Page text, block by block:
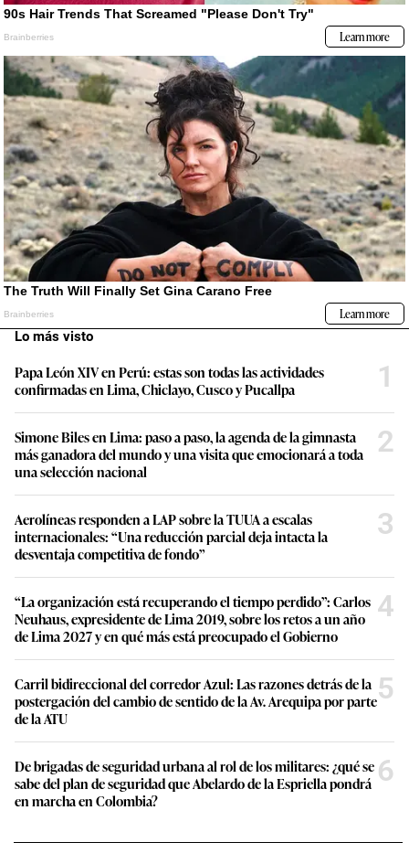
Lo más visto
Papa León XIV en Perú: estas son todas las actividades
confirmadas en Lima, Chiclayo, Cusco y Pucallpa
1
Simone Biles en Lima: paso a paso, la agenda de la gimnasta
más ganadora del mundo y una visita que emocionará a toda
una selección nacional
2
Aerolíneas responden a LAP sobre la TUUA a escalas
internacionales: “Una reducción parcial deja intacta la
desventaja competitiva de fondo”
3
“La organización está recuperando el tiempo perdido”: Carlos
Neuhaus, expresidente de Lima 2019, sobre los retos a un año
de Lima 2027 y en qué más está preocupado el Gobierno
4
Carril bidireccional del corredor Azul: Las razones detrás de la
postergación del cambio de sentido de la Av. Arequipa por parte
de la ATU
5
De brigadas de seguridad urbana al rol de los militares: ¿qué se
sabe del plan de seguridad que Abelardo de la Espriella pondrá
en marcha en Colombia?
6